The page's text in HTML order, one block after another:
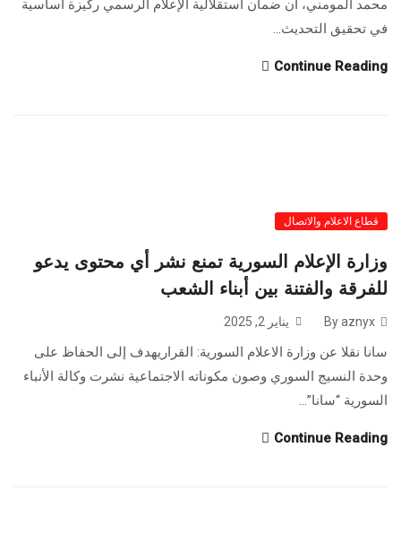
محمد المومني، أن ضمان استقلالية الإعلام الرسمي ركيزة أساسية
في تحقيق التحديث...
Continue Reading
قطاع الاعلام والاتصال
وزارة الإعلام السورية تمنع نشر أي محتوى يدعو
للفرقة والفتنة بين أبناء الشعب
يناير 2, 2025
سانا نقلا عن وزارة الاعلام السورية: القراريهدف إلى الحفاظ على
وحدة النسيج السوري وصون مكوناته الاجتماعية نشرت وكالة الأنباء
السورية “سانا”...
Continue Reading